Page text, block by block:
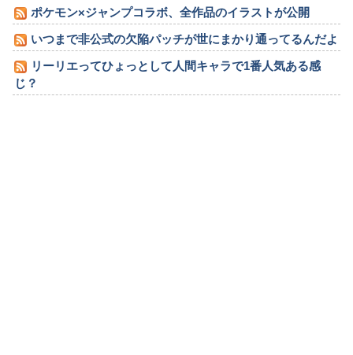
ポケモン×ジャンプコラボ、全作品のイラストが公開
いつまで非公式の欠陥パッチが世にまかり通ってるんだよ
リーリエってひょっとして人間キャラで1番人気ある感
じ？